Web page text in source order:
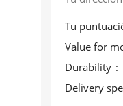
Tu
Value for
Durability
Delivery